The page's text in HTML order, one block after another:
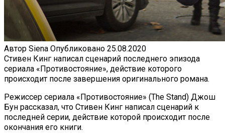
Автор Siena Опубликовано 25.08.2020
Стивен Кинг написал сценарий последнего эпизода
сериала «Противостояние», действие которого
происходит после завершения оригинального романа.
Режиссер сериала «Противостояние» (The Stand) Джош
Бун рассказал, что Стивен Кинг написал сценарий к
последней серии, действие которой происходит после
окончания его книги.